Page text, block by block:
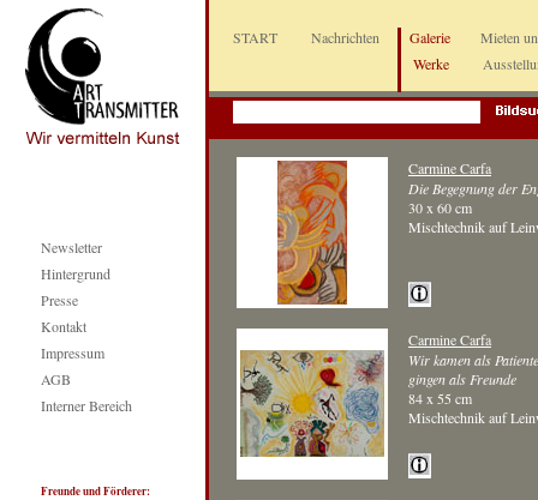
Newsletter
Hintergrund
Presse
Kontakt
Impressum
AGB
Interner Bereich
Freunde und Förderer:
START Nachrichten
Galerie
Werke
Mieten
Carmine Carfa
Die Begegnung der
30 x 60 cm
Mischtechnik auf
Carmine Carfa
Wir kamen als
gingen als Freunde
84 x 55 cm
Mischtechnik auf